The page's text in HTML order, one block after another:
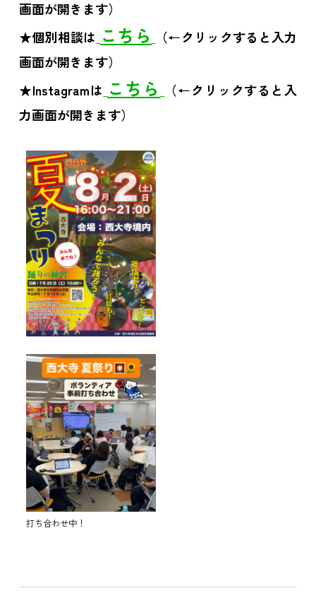
画面が開きます）
★個別相談は こちら
（←クリックすると入力
画面が開きます）
★Instagramは こちら
（←クリックすると入
力画面が開きます）
打ち合わせ中！